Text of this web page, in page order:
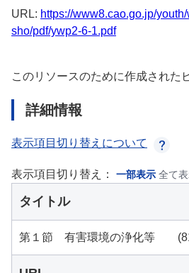
URL: https://www8.cao.go.jp/
sho/pdf/ywp2-6-1.pdf
このリソースのために作成された
詳細情報
表示項目切り替えについて
表示項目切り替え： 一部表示 全て
タイトル
第１節 有害環境の浄化等